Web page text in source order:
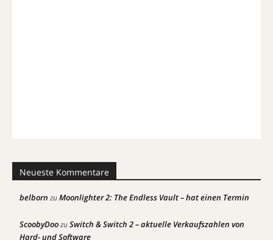
Neueste Kommentare
belborn zuMoonlighter 2: The Endless Vault – hat einen Termin
ScoobyDoozuSwitch & Switch 2 – aktuelle Verkaufszahlen von
Hard- und Software